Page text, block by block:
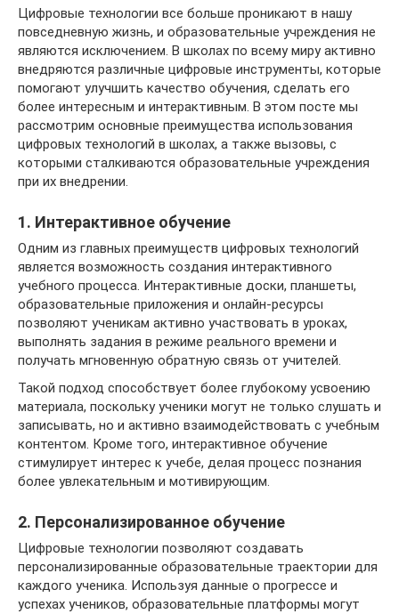
Цифровые технологии все больше проникают в нашу
повседневную жизнь, и образовательные учреждения не
являются исключением. В школах по всему миру активно
внедряются различные цифровые инструменты, которые
помогают улучшить качество обучения, сделать его
более интересным и интерактивным. В этом посте мы
рассмотрим основные преимущества использования
цифровых технологий в школах, а также вызовы, с
которыми сталкиваются образовательные учреждения
при их внедрении.
1. Интерактивное обучение
Одним из главных преимуществ цифровых технологий
является возможность создания интерактивного
учебного процесса. Интерактивные доски, планшеты,
образовательные приложения и онлайн-ресурсы
позволяют ученикам активно участвовать в уроках,
выполнять задания в режиме реального времени и
получать мгновенную обратную связь от учителей.
Такой подход способствует более глубокому усвоению
материала, поскольку ученики могут не только слушать и
записывать, но и активно взаимодействовать с учебным
контентом. Кроме того, интерактивное обучение
стимулирует интерес к учебе, делая процесс познания
более увлекательным и мотивирующим.
2. Персонализированное обучение
Цифровые технологии позволяют создавать
персонализированные образовательные траектории для
каждого ученика. Используя данные о прогрессе и
успехах учеников, образовательные платформы могут